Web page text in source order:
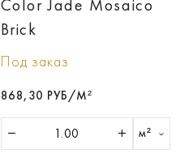
Color Jade Mosaico
Brick
Под заказ
868,30 РУБ/М²
м²